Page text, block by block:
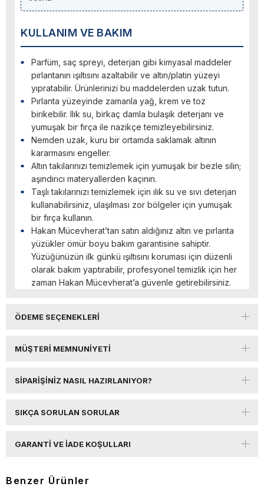
KULLANIM VE BAKIM
Parfüm, saç spreyi, deterjan gibi kimyasal maddeler
pırlantanın ışıltısını azaltabilir ve altın/platin yüzeyi
yıpratabilir. Ürünlerinizi bu maddelerden uzak tutun.
Pırlanta yüzeyinde zamanla yağ, krem ve toz
birikebilir. Ilık su, birkaç damla bulaşık deterjanı ve
yumuşak bir fırça ile nazikçe temizleyebilirsiniz.
Nemden uzak, kuru bir ortamda saklamak altının
kararmasını engeller.
Altın takılarınızı temizlemek için yumuşak bir bezle silin;
aşındırıcı materyallerden kaçının.
Taşlı takılarınızı temizlemek için ılık su ve sıvı deterjan
kullanabilirsiniz, ulaşılması zor bölgeler için yumuşak
bir fırça kullanın.
Hakan Mücevherat’tan satın aldığınız altın ve pırlanta
yüzükler ömür boyu bakım garantisine sahiptir.
Yüzüğünüzün ilk günkü ışıltısını koruması için düzenli
olarak bakım yaptırabilir, profesyonel temizlik için her
zaman Hakan Mücevherat’a güvenle getirebilirsiniz.
ÖDEME SEÇENEKLERI
MÜŞTERI MEMNUNIYETI
SIPARIŞINIZ NASIL HAZIRLANIYOR?
SIKÇA SORULAN SORULAR
GARANTI VE İADE KOŞULLARI
Benzer Ürünler